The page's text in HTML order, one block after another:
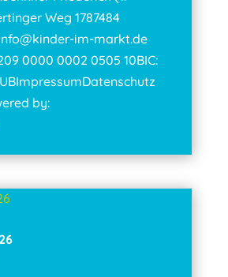
Weg 1787484
im-markt.de
0000 0002 0505 10BIC:
by: